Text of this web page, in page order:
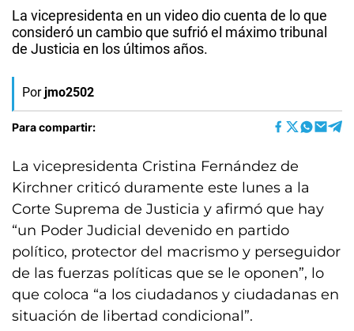
La vicepresidenta en un video dio cuenta de lo que
consideró un cambio que sufrió el máximo tribunal
de Justicia en los últimos años.
Por jmo2502
Para compartir:
La vicepresidenta Cristina Fernández de
Kirchner criticó duramente este lunes a la
Corte Suprema de Justicia y afirmó que hay
“un Poder Judicial devenido en partido
político, protector del macrismo y perseguidor
de las fuerzas políticas que se le oponen”, lo
que coloca “a los ciudadanos y ciudadanas en
situación de libertad condicional”.